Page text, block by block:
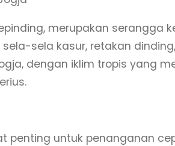
merupakan
sela kasur, retakan
dengan iklim tropis yang
untuk penanganan